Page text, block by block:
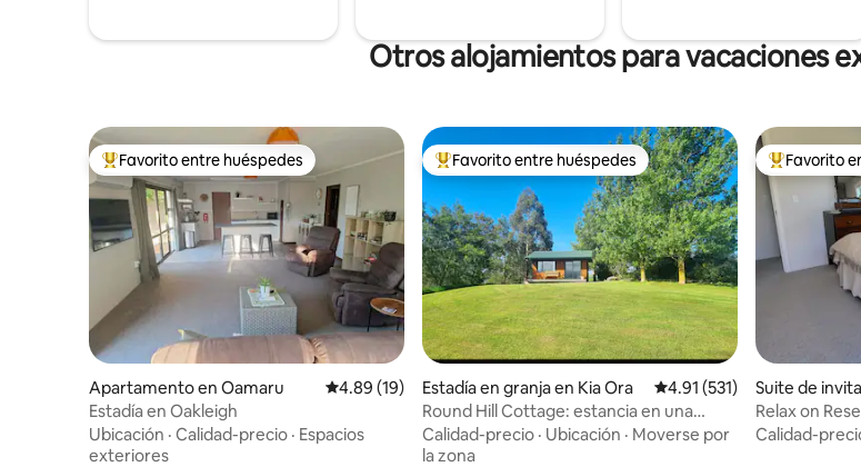
Otros alojamientos para vacaciones
Favorito entre huéspedes preferido
Favorito entre huéspedes
Apartamento en Oamaru Calificación promedio: 4.89 de 5, 19 reseñas
4.89 (19)
Estadía en Oakleigh
Ubicación · Calidad-precio · Espacios
exteriores
Favorito entre huéspedes preferido
Favorito entre huéspedes
Estadía en granja en Kia Ora Calificación promedio: 4.91
4.91 (531)
Round Hill Cottage: estancia en una
granja cerca de Oamaru
Calidad-precio · Ubicación · Moverse por
la zona
Favorito
Favorito
Suite de
Relax on
Calidad-